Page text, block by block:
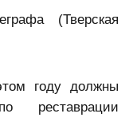
(Тверская
году должны
реставрации